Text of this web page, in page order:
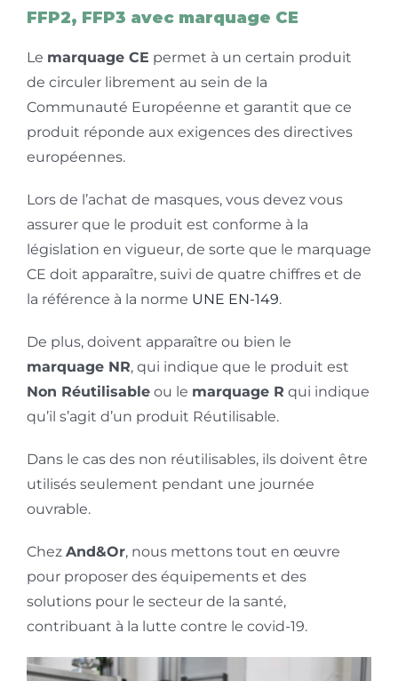
FFP2, FFP3 avec marquage CE
Le marquage CE permet à un certain produit
de circuler librement au sein de la
Communauté Européenne et garantit que ce
produit réponde aux exigences des directives
européennes.
Lors de l’achat de masques, vous devez vous
assurer que le produit est conforme à la
législation en vigueur, de sorte que le marquage
CE doit apparaître, suivi de quatre chiffres et de
la référence à la norme UNE EN-149.
De plus, doivent apparaître ou bien le
marquage NR, qui indique que le produit est
Non Réutilisableou le marquage R qui indique
qu’il s’agit d’un produit Réutilisable.
Dans le cas des non réutilisables, ils doivent être
utilisés seulement pendant une journée
ouvrable.
Chez And&Or, nous mettons tout en œuvre
pour proposer des équipements et des
solutions pour le secteur de la santé,
contribuant à la lutte contre le covid-19.